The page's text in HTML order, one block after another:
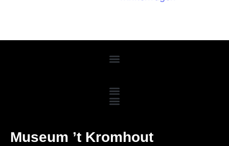
Museum ’t Kromhout